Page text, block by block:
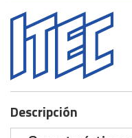
Descripción